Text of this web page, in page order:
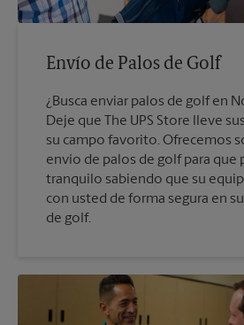
Envío de Palos de Golf
¿Busca enviar palos de golf en
Deje que The UPS Store lleve
su campo favorito. Ofrecemos
envío de palos de golf para que
tranquilo sabiendo que su
con usted de forma segura en
de golf.